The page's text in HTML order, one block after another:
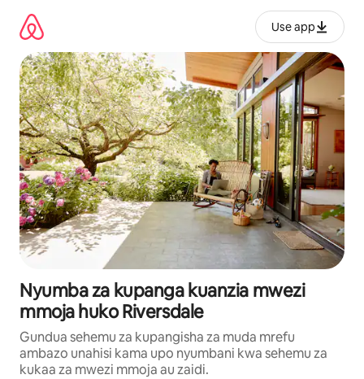
kwenda
kwenye
maudhui
Use app
Nyumba za kupanga kuanzia mwezi
mmoja huko Riversdale
Gundua sehemu za kupangisha za muda mrefu
ambazo unahisi kama upo nyumbani kwa sehemu za
kukaa za mwezi mmoja au zaidi.